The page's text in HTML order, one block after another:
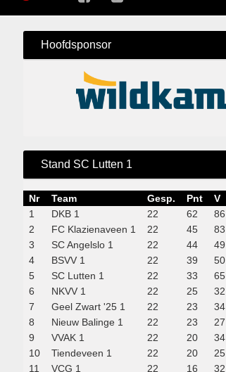
Hoofdsponsor
Stand SC Lutten 1
Nr Team Gesp. Pnt V
1
DKB 1 22 62 86
2
FC Klazienaveen 1 22 45 83
3
SC Angelslo 1 22 44 49
4
BSVV 1 22 39 50
5
SC Lutten 1 22 33 65
6
NKVV 1 22 25 32
7
Geel Zwart '25 1 22 23 34
8
Nieuw Balinge 1 22 23 27
9
VVAK 1 22 20 34
10
Tiendeveen 1 22 20 25
11
VCG 1 22 16 32